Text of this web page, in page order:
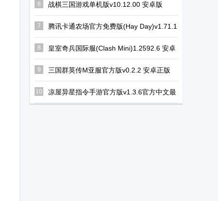
6 战棋三国游戏单机版v10.12.00 安卓版
7
腾讯卡通农场官方免费版(Hay Day)v1.71.1
安卓最新版
8
皇室奇兵国际服(Clash Mini)1.2592.6 安卓
最新版
9 三国群英传M亚服官方版v0.2.2 安卓正版
10
凉屋异星指令手游官方版v1.3.6官方中文最
新版